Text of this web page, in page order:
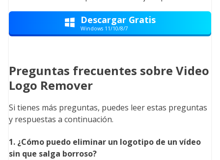
 Descargar Gratis
Windows 11/10/8/7
Preguntas frecuentes sobre Video
Logo Remover
Si tienes más preguntas, puedes leer estas preguntas
y respuestas a continuación.
1. ¿Cómo puedo eliminar un logotipo de un vídeo
sin que salga borroso?